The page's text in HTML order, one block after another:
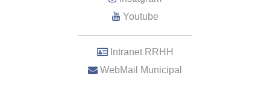
Youtube
–––––––––––––––––––––
Intranet RRHH
WebMail Municipal